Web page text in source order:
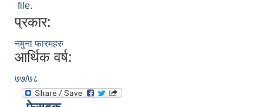
file.
प्रकार:
नमुना फारमहरु
आर्थिक वर्ष:
७७/७८